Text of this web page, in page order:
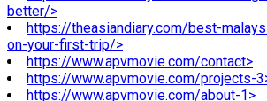
better/>
https://theasiandiary.com/best-
on-your-first-trip/>
https://www.apvmovie.com/contact>
https://www.apvmovie.com/projects-
https://www.apvmovie.com/about-1>